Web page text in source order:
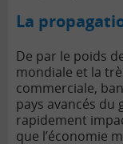
La
De par le poids
mondiale et la
commerciale,
pays avancés du
rapidement
que l’économie